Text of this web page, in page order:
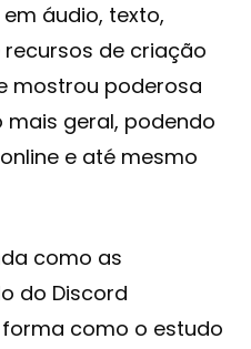
áudio, texto,
de criação
mostrou poderosa
geral, podendo
e até mesmo
como as
do Discord
como o estudo